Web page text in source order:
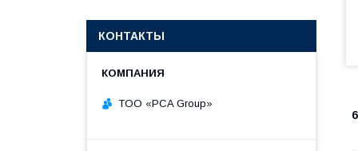
КОНТАКТЫ
TOO «PCA Group»